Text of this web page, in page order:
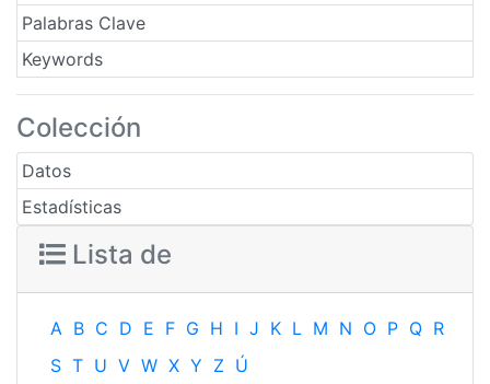
Palabras Clave
Keywords
Colección
Datos
Estadísticas
Lista de
A B C D E F G H I J K L M N O P Q R
S T U V W X Y Z Ú